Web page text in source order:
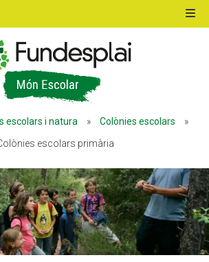
escolars i natura » Colònies escolars
»
escolars primària
D'ESTIU
ESCOLAR
CENTRE ESPLAI
FORMACIÓ